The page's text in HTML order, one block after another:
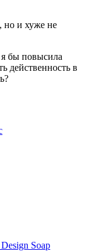
но и хуже не
бы повысила
действенность в